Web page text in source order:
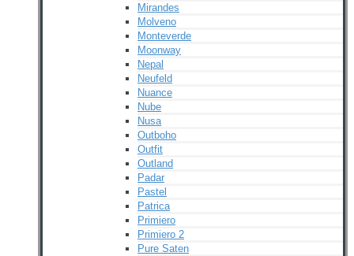
Mirandes
Molveno
Monteverde
Moonway
Nepal
Neufeld
Nuance
Nube
Nusa
Outboho
Outfit
Outland
Padar
Pastel
Patrica
Primiero
Primiero 2
Pure Saten